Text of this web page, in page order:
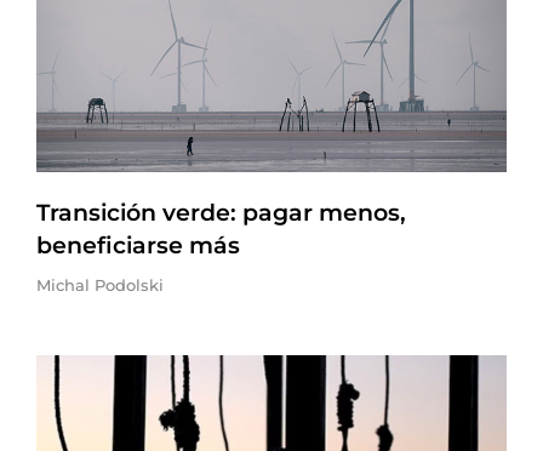
Transición verde: pagar menos,
beneficiarse más
Michal Podolski